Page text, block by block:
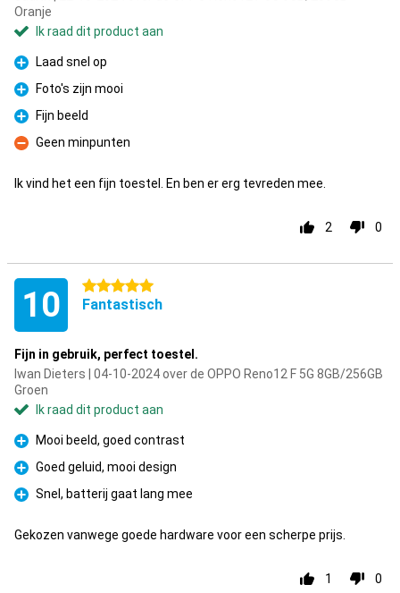
Oranje
Ik raad dit product aan
Pluspunt
Laad snel op
Pluspunt
Foto's zijn mooi
Pluspunt
Fijn beeld
Minpunt
Geen minpunten
Ik vind het een fijn toestel. En ben er erg tevreden mee.
2 0
10 5 sterren
Fantastisch
Fijn in gebruik, perfect toestel.
Iwan Dieters | 04-10-2024 over de OPPO Reno12 F 5G 8GB/256GB
Groen
Ik raad dit product aan
Pluspunt
Mooi beeld, goed contrast
Pluspunt
Goed geluid, mooi design
Pluspunt
Snel, batterij gaat lang mee
Gekozen vanwege goede hardware voor een scherpe prijs.
1 0